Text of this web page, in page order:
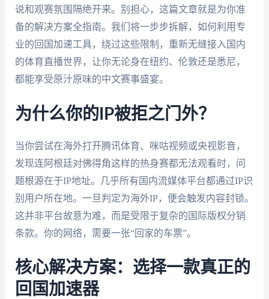
说和观赛氛围隔绝开来。别担心，这篇文章就是为你准
备的解决方案全指南。我们将一步步拆解，如何利用专
业的回国加速工具，绕过这些限制，重新无缝接入国内
的体育直播世界，让你无论身在纽约、伦敦还是悉尼，
都能享受原汁原味的中文赛事盛宴。
为什么你的IP被拒之门外？
当你尝试在海外打开腾讯体育、咪咕视频或央视影音，
发现连阿根廷对佛得角这样的热身赛都无法观看时，问
题根源在于IP地址。几乎所有国内流媒体平台都通过IP识
别用户所在地。一旦判定为海外IP，便会触发内容封锁。
这并非平台故意为难，而是受限于复杂的国际版权分销
条款。你的网络，需要一张“回家的车票”。
核心解决方案：选择一款真正的
回国加速器